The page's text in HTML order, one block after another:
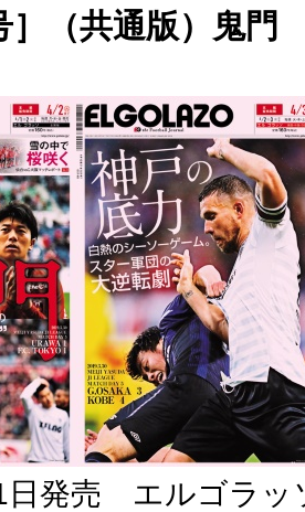
は終わらない
開幕 注目は「個」
］（共通版）鬼門
日発売 エルゴラッ